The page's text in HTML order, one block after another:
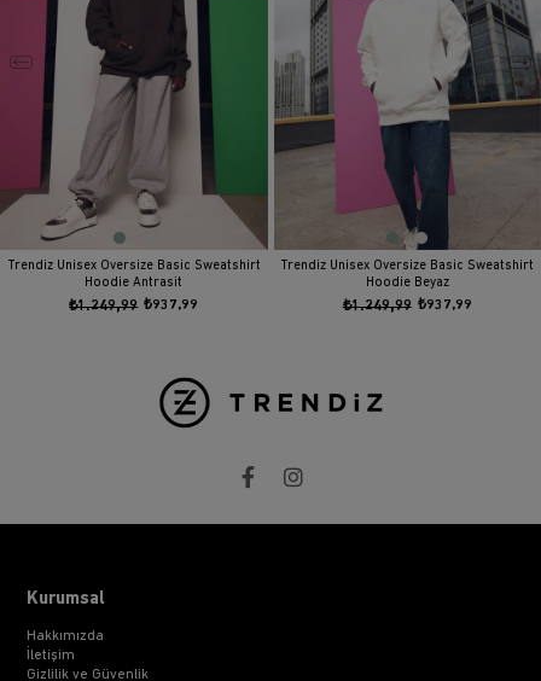
Trendiz Unisex Oversize Basic Sweatshirt
Hoodie Antrasit
₺937,99
₺1.249,99
Trendiz Unisex Oversize Basic Sweatshirt
Hoodie Beyaz
₺937,99
₺1.249,99
Kurumsal
Hakkımızda
İletişim
Gizlilik ve Güvenlik